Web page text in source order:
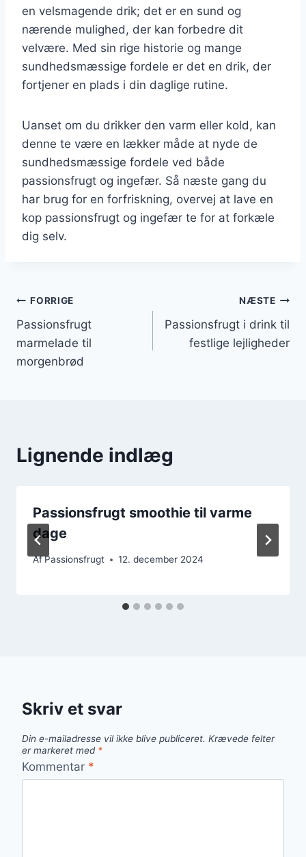
en velsmagende drik; det er en sund og
nærende mulighed, der kan forbedre dit
velvære. Med sin rige historie og mange
sundhedsmæssige fordele er det en drik, der
fortjener en plads i din daglige rutine.
Uanset om du drikker den varm eller kold, kan
denne te være en lækker måde at nyde de
sundhedsmæssige fordele ved både
passionsfrugt og ingefær. Så næste gang du
har brug for en forfriskning, overvej at lave en
kop passionsfrugt og ingefær te for at forkæle
dig selv.
Indlægsnavigation
FORRIGE
Passionsfrugt
marmelade til
morgenbrød
NÆSTE
Passionsfrugt i drink til
festlige lejligheder
Lignende indlæg
Passionsfrugt smoothie til varme
dage
AfPassionsfrugt 12. december 2024
Skriv et svar
Din e-mailadresse vil ikke blive publiceret. Krævede felter
er markeret med *
Kommentar *